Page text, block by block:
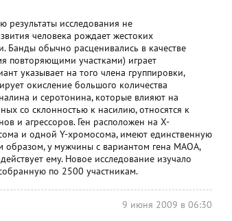
исследования не
человека рождает жестоких
Банды обычно расценивались в качестве
повторяющими участками) играет
указывает на того члена группировки,
окисление большого количества
и серотонина, которые влияют на
со склонностью к насилию, относятся к
и агрессоров. Ген расположен на Х-
и одной Y-хромосома, имеют единственную
у мужчины с вариантом гена MAOA,
ему. Новое исследование изучало
по 2500 участникам.
9 июня 2009 в 06:30